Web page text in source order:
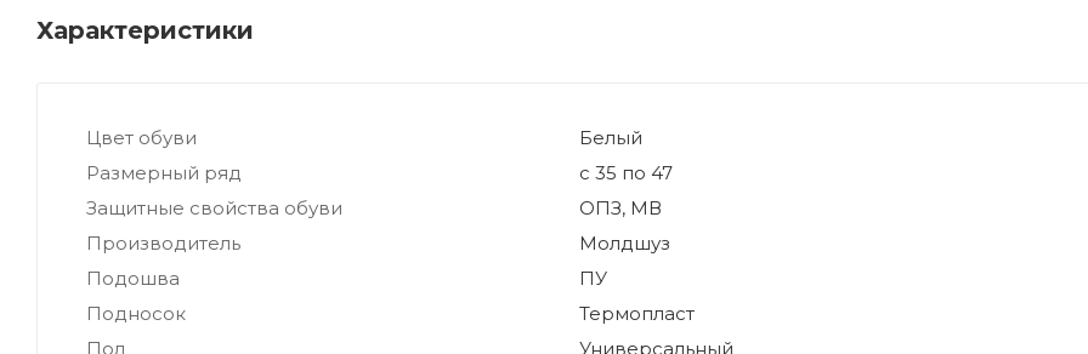
Характеристики
Цвет обуви
Белый
Размерный ряд
с 35 по 47
Защитные свойства обуви
ОПЗ, МВ
Производитель
Молдшуз
Подошва
ПУ
Подносок
Термопласт
Пол
Универсальный